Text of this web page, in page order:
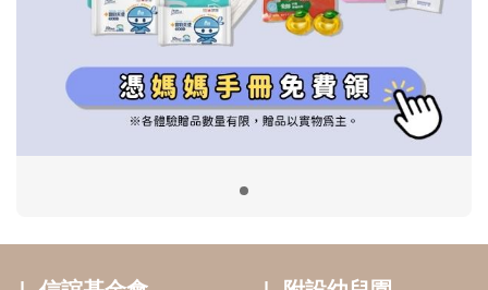
信誼基金會
2022信誼年度報告
2023信誼年度報告
2024信誼年度報告
附設幼兒園
小袋鼠幼師網